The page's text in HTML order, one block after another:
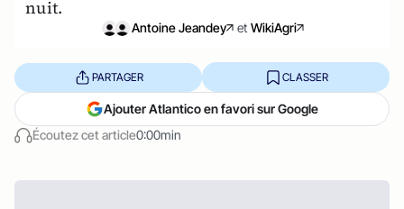
nuit.
Antoine Jeandey et WikiAgri
Écoutez cet article0:00min
PARTAGER CLASSER
Ajouter Atlantico en favori sur Google